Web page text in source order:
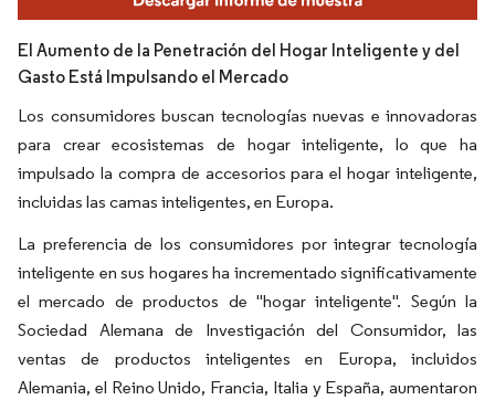
El Aumento de la Penetración del Hogar Inteligente y del
Gasto Está Impulsando el Mercado
Los consumidores buscan tecnologías nuevas e innovadoras
para crear ecosistemas de hogar inteligente, lo que ha
impulsado la compra de accesorios para el hogar inteligente,
incluidas las camas inteligentes, en Europa.
La preferencia de los consumidores por integrar tecnología
inteligente en sus hogares ha incrementado significativamente
el mercado de productos de "hogar inteligente". Según la
Sociedad Alemana de Investigación del Consumidor, las
ventas de productos inteligentes en Europa, incluidos
Alemania, el Reino Unido, Francia, Italia y España, aumentaron